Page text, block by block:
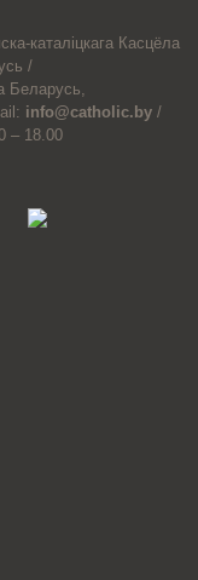
каталіцкага Касцёла
/
Беларусь,
info@catholic.by /
– 18.00